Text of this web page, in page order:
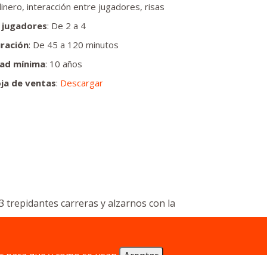
interacción entre jugadores, risas
jugadores: De 2 a 4
: De 45 a 120 minutos
mínima: 10 años
de ventas: Descargar
carreras y alzarnos con la